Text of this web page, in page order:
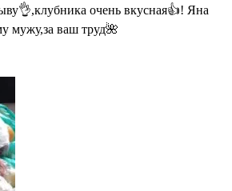
очень вкусная👍! Яна
мужу,за ваш труд🌺